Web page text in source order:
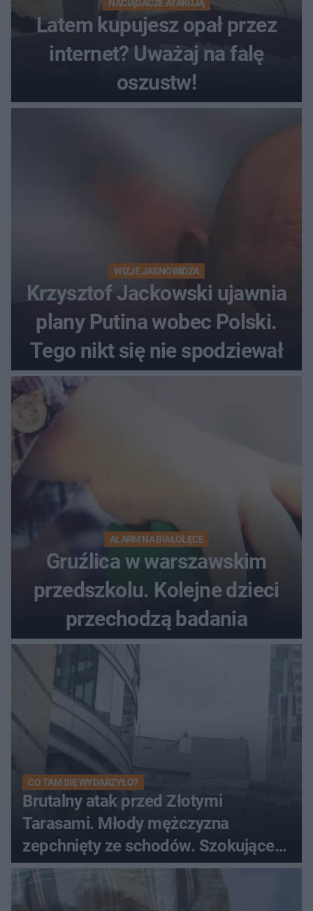
NACIĄGACZE ATAKUJĄ
Latem kupujesz opał przez
internet? Uważaj na falę
oszustw!
WIZJE JASNOWIDZA
Krzysztof Jackowski ujawnia
plany Putina wobec Polski.
Tego nikt się nie spodziewał
ALARM NA BIAŁOŁĘCE
Gruźlica w warszawskim
przedszkolu. Kolejne dzieci
przechodzą badania
CO TAM SIĘ WYDARZYŁO?
Brutalny atak przed Złotymi
Tarasami. Młody mężczyzna
zepchnięty ze schodów. Szokujące
nagranie krąży po sieci